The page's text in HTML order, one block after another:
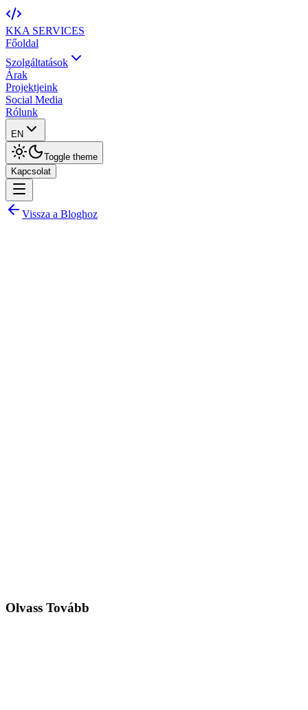
KKA SERVICES
Főoldal
Szolgáltatások
Árak
Projektjeink
Social Media
Rólunk
EN
Toggle theme
Kapcsolat
Vissza a Bloghoz
Olvass Tovább